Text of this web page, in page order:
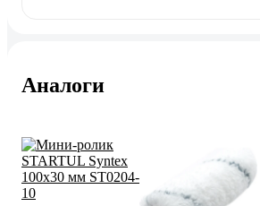
Аналоги